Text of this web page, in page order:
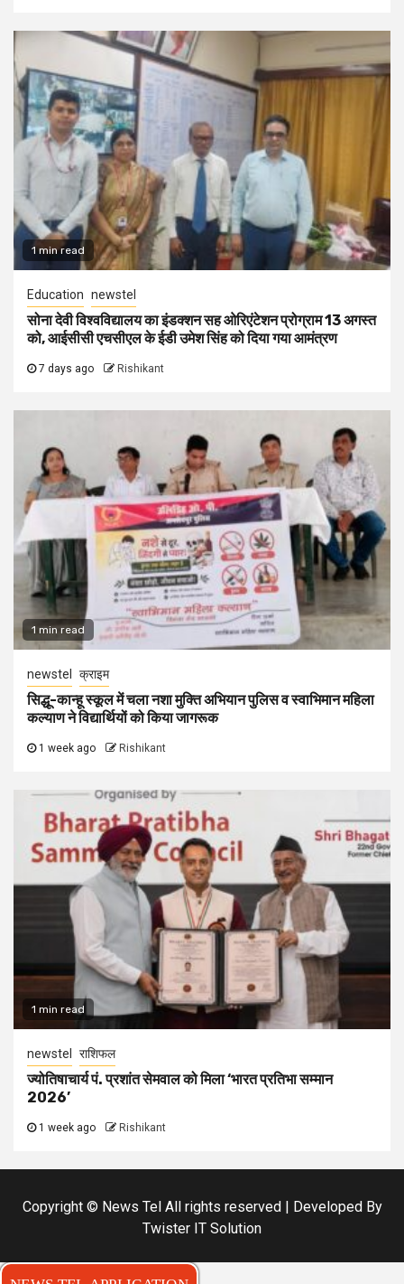
1 min read
Education newstel
सोना देवी विश्वविद्यालय का इंडक्शन सह ओरिएंटेशन प्रोग्राम 13 अगस्त
को, आईसीसी एचसीएल के ईडी उमेश सिंह को दिया गया आमंत्रण
7 days ago Rishikant
1 min read
newstel क्राइम
सिद्धू-कान्हू स्कूल में चला नशा मुक्ति अभियान पुलिस व स्वाभिमान महिला
कल्याण ने विद्यार्थियों को किया जागरूक
1 week ago Rishikant
1 min read
newstel राशिफल
ज्योतिषाचार्य पं. प्रशांत सेमवाल को मिला ‘भारत प्रतिभा सम्मान
2026’
1 week ago Rishikant
Copyright © News Tel All rights reserved | Developed By
Twister IT Solution